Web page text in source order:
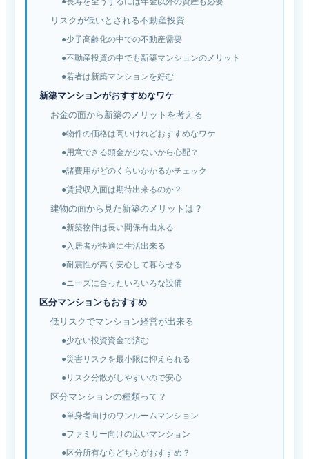
リスクが低いとされる不動産投資
●少子高齢化の中での不動産需要
●不動産投資の中でも新築マンションのメリット
●若者は新築マンションを好む
新築マンションがおすすめなワケ
お金の面から新築のメリットを考える
●物件の価格は高いけれどおすすめなワケ
●用意できる頭金が少ないから心配？
●諸費用がどのくらいかかるかチェック
●賃貸収入面は期待出来るのか？
建物の面から見た新築のメリットは？
●新築物件は長い間保有出来る
●入居者が快適に生活出来る
●耐震性が高く安心して暮らせる
●ニーズに合ったいろいろな設備
区分マンションもおすすめ
低リスクでマンション経営が出来る
●少ない投資資金で済む
●災害リスクを最小限に抑えられる
●リスク分散がしやすいので安心
区分マンションの種類って？
●単身者向けのワンルームマンション
●ファミリー向けの広いマンション
●区分所有ならどちらがおすすめ？